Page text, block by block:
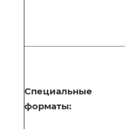
Специальные
форматы: